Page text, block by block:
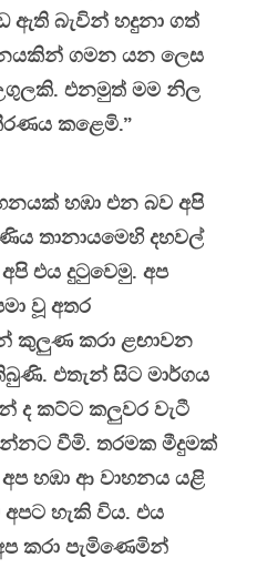
ඇති බැවින් හදුනා ගත්
ගමන යන ලෙස
එනමුත් මම නිල
කළෙමි.”
හඹා එන බව අපි
තානායමෙහි දහවල්
එය දුටුවෙමු. අප
වූ අතර
කුලුණ කරා ළඟාවන
එතැන් සිට මාර්ගය
ද කට්ට කලුවර වැටී
වීමි. තරමක මීදුමක්
හඹා ආ වාහනය යළි
හැකි විය. එය
කරා පැමිණෙමින්